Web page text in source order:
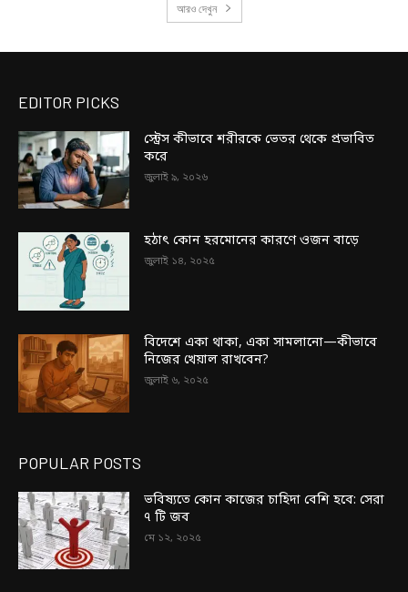
আরও দেখুন
EDITOR PICKS
স্ট্রেস কীভাবে শরীরকে ভেতর থেকে প্রভাবিত
করে
জুলাই ৯, ২০২৬
হঠাৎ কোন হরমোনের কারণে ওজন বাড়ে
জুলাই ১৪, ২০২৫
বিদেশে একা থাকা, একা সামলানো—কীভাবে
নিজের খেয়াল রাখবেন?
জুলাই ৬, ২০২৫
POPULAR POSTS
ভবিষ্যতে কোন কাজের চাহিদা বেশি হবে: সেরা
৭ টি জব
মে ১২, ২০২৫